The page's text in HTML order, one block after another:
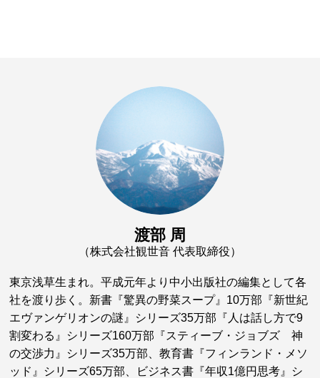
渡部 周
（株式会社観世音 代表取締役）
東京浅草生まれ。平成元年より中小出版社の編集として各
社を渡り歩く。新書『驚異の野菜スープ』10万部『新世紀
エヴァンゲリオンの謎』シリーズ35万部『人は話し方で9
割変わる』シリーズ160万部『スティーブ・ジョブズ 神
の交渉力』シリーズ35万部、教育書『フィンランド・メソ
ッド』シリーズ65万部、ビジネス書『年収1億円思考』シ